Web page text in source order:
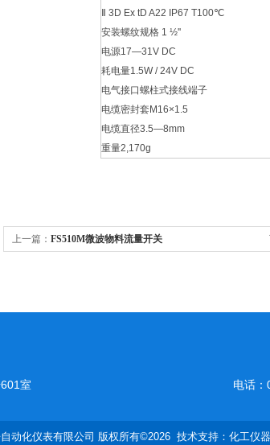
Ⅱ 3D Ex tD A22 IP67 T100℃
安装螺纹规格 1 ½''
电源17—31V DC
耗电量1.5W / 24V DC
电气接口螺柱式接线端子
电缆密封套M16×1.5
电缆直径3.5—8mm
重量2,170g
上一篇： FS510M微波物料流量开关
室 电话
动化仪表有限公司 版权所有©2026 技术支持： 化工仪